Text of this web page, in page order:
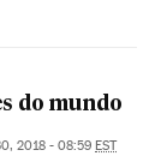
do mundo
2018 - 08:59 EST